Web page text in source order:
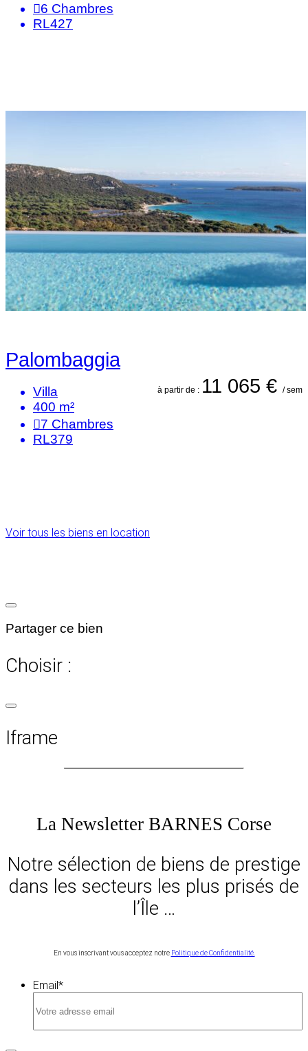
6 Chambres
RL427
Palombaggia
à partir de : 11 065 € / sem
Villa
400 m²
7 Chambres
RL379
Voir tous les biens en location
Partager ce bien
Choisir :
Iframe
La Newsletter BARNES Corse
Notre sélection de biens de prestige
dans les secteurs les plus prisés de
l’Île …
En vous inscrivant vous acceptez notre Politique de Confidentialité.
Email*